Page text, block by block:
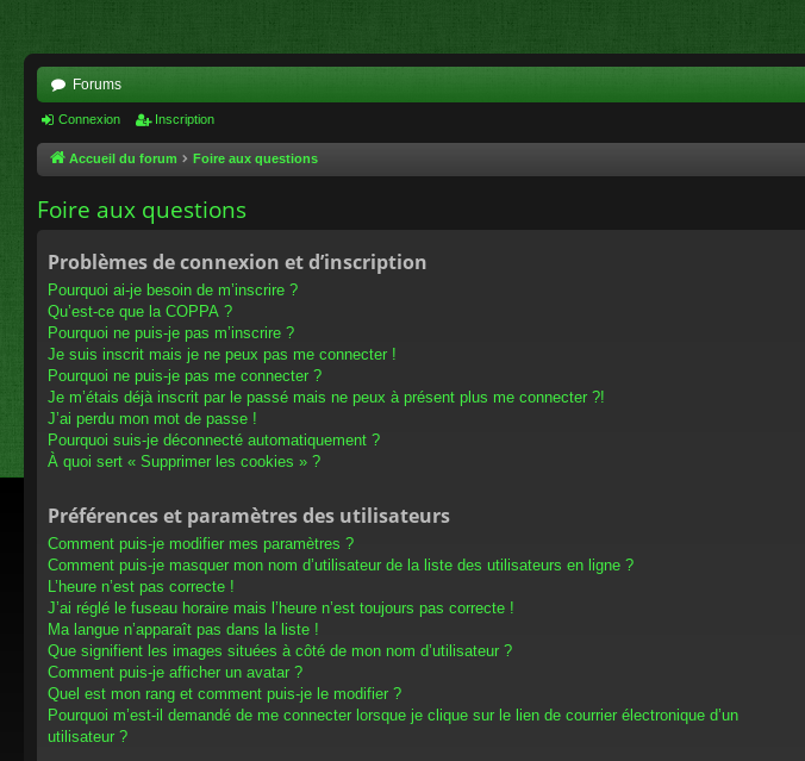
Forums
Connexion Inscription
Accueil du forum Foire aux questions
Foire aux questions
Problèmes de connexion et d’inscription
Pourquoi ai-je besoin de m’inscrire ?
Qu’est-ce que la COPPA ?
Pourquoi ne puis-je pas m’inscrire ?
Je suis inscrit mais je ne peux pas me connecter !
Pourquoi ne puis-je pas me connecter ?
Je m’étais déjà inscrit par le passé mais ne peux à présent plus me connecter ?!
J’ai perdu mon mot de passe !
Pourquoi suis-je déconnecté automatiquement ?
À quoi sert « Supprimer les cookies » ?
Préférences et paramètres des utilisateurs
Comment puis-je modifier mes paramètres ?
Comment puis-je masquer mon nom d’utilisateur de la liste des utilisateurs en ligne ?
L’heure n’est pas correcte !
J’ai réglé le fuseau horaire mais l’heure n’est toujours pas correcte !
Ma langue n’apparaît pas dans la liste !
Que signifient les images situées à côté de mon nom d’utilisateur ?
Comment puis-je afficher un avatar ?
Quel est mon rang et comment puis-je le modifier ?
Pourquoi m’est-il demandé de me connecter lorsque je clique sur le lien de courrier électronique d’un
utilisateur ?